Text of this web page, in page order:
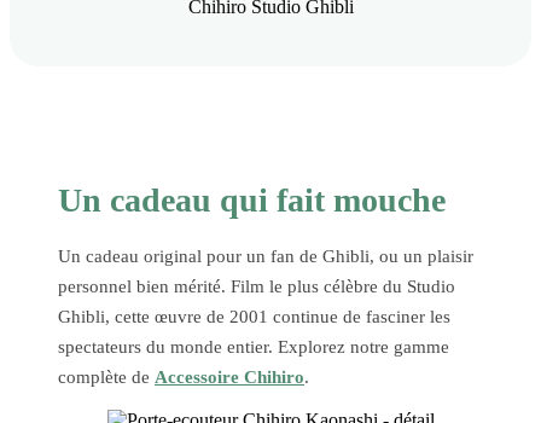
Un cadeau qui fait mouche
Un cadeau original pour un fan de Ghibli, ou un plaisir
personnel bien mérité. Film le plus célèbre du Studio
Ghibli, cette œuvre de 2001 continue de fasciner les
spectateurs du monde entier. Explorez notre gamme
complète de Accessoire Chihiro.